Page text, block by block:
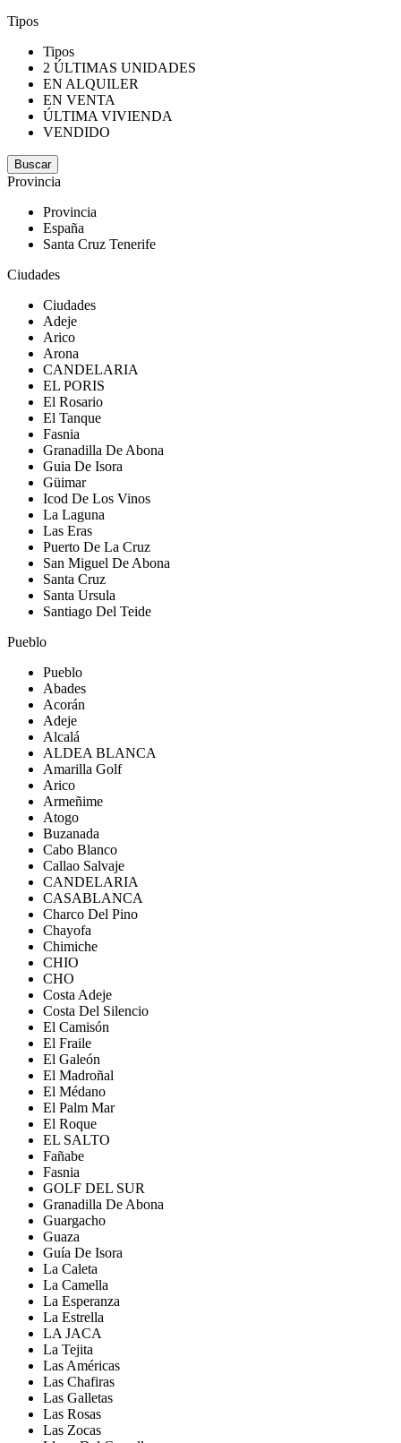
Tipos
Tipos
2 ÚLTIMAS UNIDADES
EN ALQUILER
EN VENTA
ÚLTIMA VIVIENDA
VENDIDO
Provincia
Provincia
España
Santa Cruz Tenerife
Ciudades
Ciudades
Adeje
Arico
Arona
CANDELARIA
EL PORIS
El Rosario
El Tanque
Fasnia
Granadilla De Abona
Guia De Isora
Güimar
Icod De Los Vinos
La Laguna
Las Eras
Puerto De La Cruz
San Miguel De Abona
Santa Cruz
Santa Ursula
Santiago Del Teide
Pueblo
Pueblo
Abades
Acorán
Adeje
Alcalá
ALDEA BLANCA
Amarilla Golf
Arico
Armeñime
Atogo
Buzanada
Cabo Blanco
Callao Salvaje
CANDELARIA
CASABLANCA
Charco Del Pino
Chayofa
Chimiche
CHIO
CHO
Costa Adeje
Costa Del Silencio
El Camisón
El Fraile
El Galeón
El Madroñal
El Médano
El Palm Mar
El Roque
EL SALTO
Fañabe
Fasnia
GOLF DEL SUR
Granadilla De Abona
Guargacho
Guaza
Guía De Isora
La Caleta
La Camella
La Esperanza
La Estrella
LA JACA
La Tejita
Las Américas
Las Chafiras
Las Galletas
Las Rosas
Las Zocas